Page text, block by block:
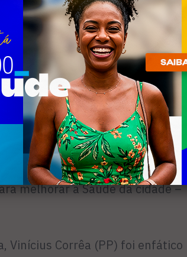
intenção do parlamentar de
líder do Governo na Casa, o
tachou a proposta de
(Dornellas, ex-
ali. Eu não vou aceitar de
proposição de CPI quando não
ou de nada parecido dentro
tem deixar de ser oportunista
melhorar a Saúde da cidade –
Vinícius Corrêa (PP) foi enfático